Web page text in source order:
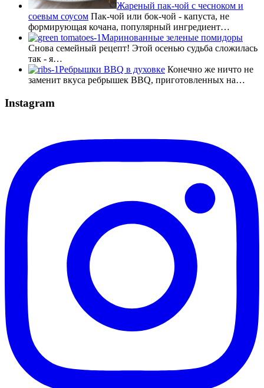
Жареный пак-чой с чесноком и
соевым соусом Пак-чой или бок-чой - капуста, не
формирующая кочана, популярный ингредиент…
Маринованные зеленые помидоры
Снова семейный рецепт! Этой осенью судьба сложилась
так - я…
Ребрышки BBQ в духовке Конечно же ничто не
заменит вкуса ребрышек BBQ, приготовленных на…
Instagram